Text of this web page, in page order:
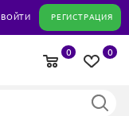
ВОЙТИ РЕГИСТРАЦИЯ
0
0